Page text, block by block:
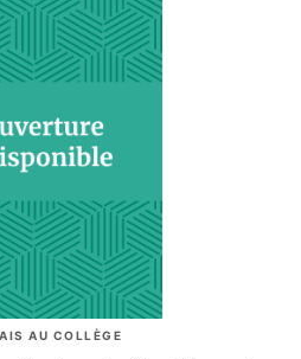
AU COLLÈGE